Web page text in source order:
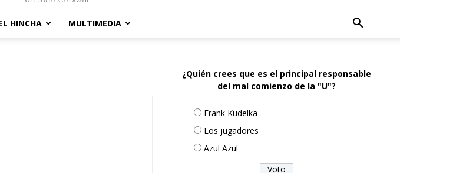
HINCHA MULTIMEDIA
¿Quién crees que es el principal responsable
del mal comienzo de la "U"?
Frank Kudelka
Los jugadores
Azul Azul